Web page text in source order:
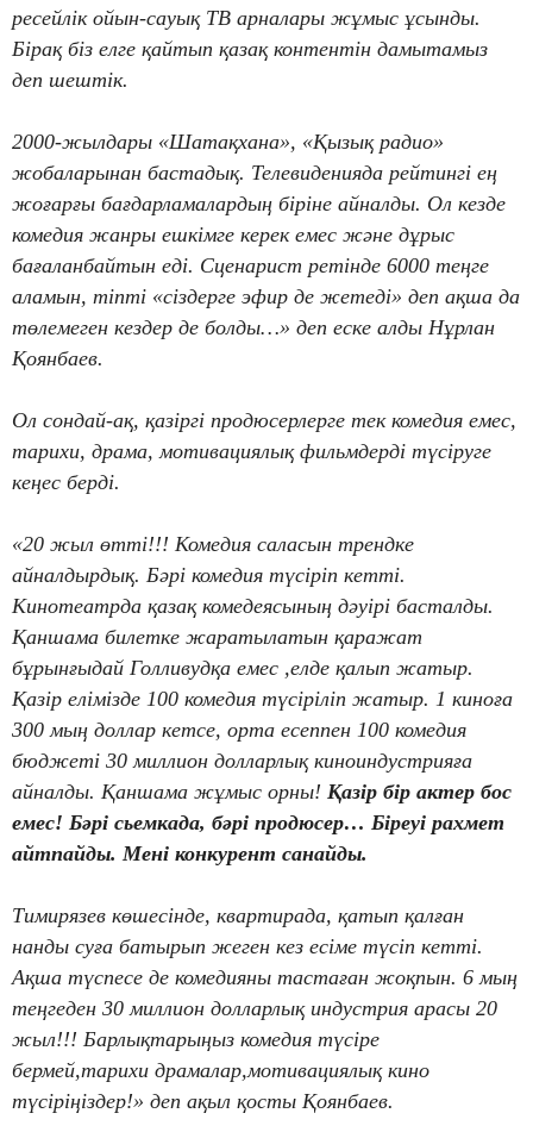
ресейлік ойын-сауық ТВ арналары жұмыс ұсынды.
Бірақ біз елге қайтып қазақ контентін дамытамыз
деп шештік.
2000-жылдары «Шатақхана», «Қызық радио»
жобаларынан бастадық. Телевиденияда рейтингі ең
жоғарғы бағдарламалардың біріне айналды. Ол кезде
комедия жанры ешкімге керек емес және дұрыс
бағаланбайтын еді. Сценарист ретінде 6000 теңге
аламын, тіпті «сіздерге эфир де жетеді» деп ақша да
төлемеген кездер де болды…» деп еске алды Нұрлан
Қоянбаев.
Ол сондай-ақ, қазіргі продюсерлерге тек комедия емес,
тарихи, драма, мотивациялық фильмдерді түсіруге
кеңес берді.
«20 жыл өтті!!! Комедия саласын трендке
айналдырдық. Бәрі комедия түсіріп кетті.
Кинотеатрда қазақ комедеясының дәуірі басталды.
Қаншама билетке жаратылатын қаражат
бұрынғыдай Голливудқа емес ,елде қалып жатыр.
Қазір елімізде 100 комедия түсіріліп жатыр. 1 киноға
300 мың доллар кетсе, орта есеппен 100 комедия
бюджеті 30 миллион долларлық киноиндустрияға
айналды. Қаншама жұмыс орны! Қазір бір актер бос
емес! Бәрі сьемкада, бәрі продюсер… Біреуі рахмет
айтпайды. Мені конкурент санайды.
Тимирязев көшесінде, квартирада, қатып қалған
нанды суға батырып жеген кез есіме түсіп кетті.
Ақша түспесе де комедияны тастаған жоқпын. 6 мың
теңгеден 30 миллион долларлық индустрия арасы 20
жыл!!! Барлықтарыңыз комедия түсіре
бермей,тарихи драмалар,мотивациялық кино
түсіріңіздер!» деп ақыл қосты Қоянбаев.